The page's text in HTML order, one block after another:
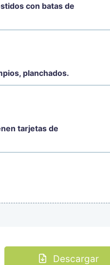
con batas de
planchados.
tarjetas de
Descargar